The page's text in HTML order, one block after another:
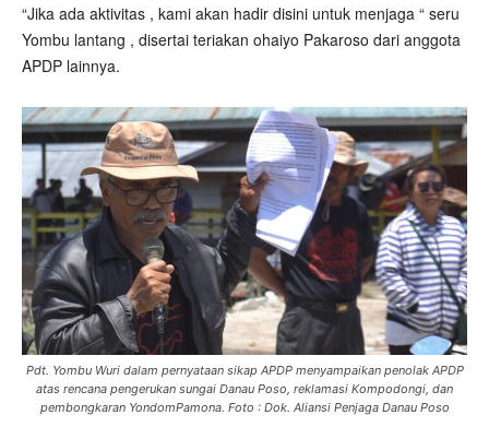
“Jika ada aktivitas , kami akan hadir disini untuk menjaga “ seru
Yombu lantang , disertai teriakan ohaiyo Pakaroso dari anggota
APDP lainnya.
Pdt. Yombu Wuri dalam pernyataan sikap APDP menyampaikan penolak APDP
atas rencana pengerukan sungai Danau Poso, reklamasi Kompodongi, dan
pembongkaran YondomPamona. Foto : Dok. Aliansi Penjaga Danau Poso